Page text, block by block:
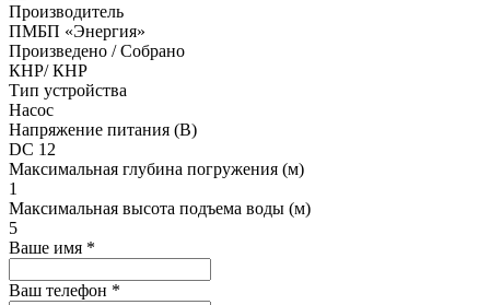
Производитель
ПМБП «Энергия»
Произведено / Собрано
КНР/ КНР
Тип устройства
Насос
Напряжение питания (В)
DC 12
Максимальная глубина погружения (м)
1
Максимальная высота подъема воды (м)
5
Ваше имя *
Ваш телефон *